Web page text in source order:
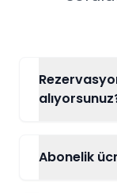
Abonelik